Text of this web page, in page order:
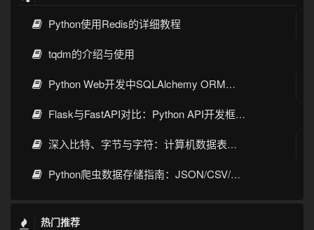
Python使用Redis的详细教程
tqdm的介绍与使用
Python Web开发中SQLAlchemy ORM的深度实践指南
Flask与FastAPI对比：Python API开发框架全面
深入比特、字节与字符：计算机数据表示的全景视角
Python爬虫数据存储指南：JSON/CSV/Excel实战详解
热门推荐